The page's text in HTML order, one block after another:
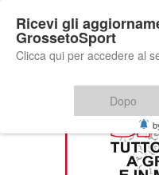
Ricevi gli
GrossetoSport
Clicca qui per accedere al
Dopo